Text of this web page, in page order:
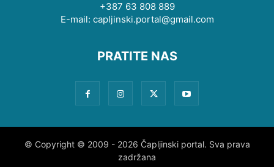
+387 63 808 889
E-mail: capljinski.portal@gmail.com
PRATITE NAS
© Copyright © 2009 - 2026 Čapljinski portal. Sva prava
zadržana